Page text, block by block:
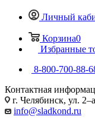
Личный
Корзина0
Избранные
8-800-700-88-
Контактная
г. Челябинск, ул.
info@sladkond.ru